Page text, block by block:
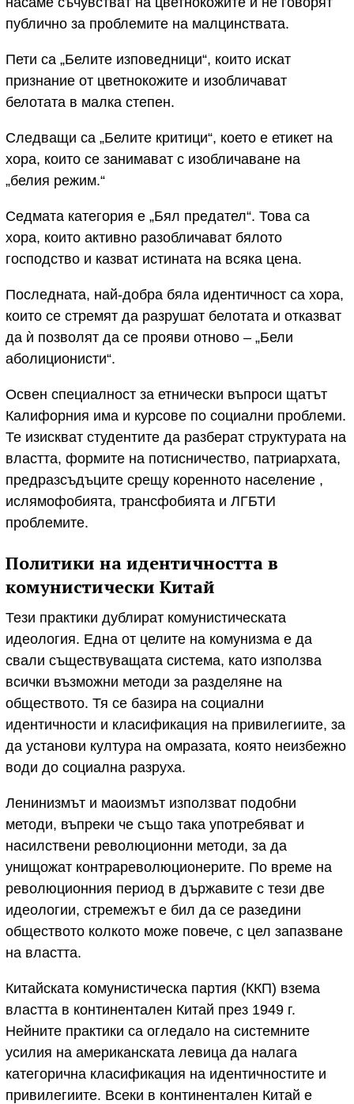
публично за проблемите на малцинствата.
Пети са „Белите изповедници“, които искат
признание от цветнокожите и изобличават
белотата в малка степен.
Следващи са „Белите критици“, което е етикет на
хора, които се занимават с изобличаване на
„белия режим.“
Седмата категория е „Бял предател“. Това са
хора, които активно разобличават бялото
господство и казват истината на всяка цена.
Последната, най-добра бяла идентичност са хора,
които се стремят да разрушат белотата и отказват
да ѝ позволят да се прояви отново – „Бели
аболиционисти“.
Освен специалност за етнически въпроси щатът
Калифорния има и курсове по социални проблеми.
Те изискват студентите да разберат структурата на
властта, формите на потисничество, патриархата,
предразсъдъците срещу коренното население ,
ислямофобията, трансфобията и ЛГБТИ
проблемите.
Политики на идентичността в
комунистически Китай
Тези практики дублират комунистическата
идеология. Една от целите на комунизма е да
свали съществуващата система, като използва
всички възможни методи за разделяне на
обществото. Тя се базира на социални
идентичности и класификация на привилегиите, за
да установи култура на омразата, която неизбежно
води до социална разруха.
Ленинизмът и маоизмът използват подобни
методи, въпреки че също така употребяват и
насилствени революционни методи, за да
унищожат контрареволюционерите. По време на
революционния период в държавите с тези две
идеологии, стремежът е бил да се разедини
обществото колкото може повече, с цел запазване
на властта.
Китайската комунистическа партия (ККП) взема
властта в континентален Китай през 1949 г.
Нейните практики са огледало на системните
усилия на американската левица да налага
категорична класификация на идентичностите и
привилегиите. Всеки в континентален Китай е